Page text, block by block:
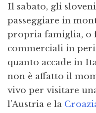
Il sabato, gli
passeggiare in
propria famiglia, o
commerciali in
quanto accade in
non è affatto il
vivo per visitare
l’Austria e la